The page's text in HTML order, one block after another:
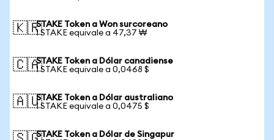
🇰🇷STAKE Token a Won surcoreano
1 STAKE equivale a 47,37 ₩
🇨🇦STAKE Token a Dólar canadiense
1 STAKE equivale a 0,0468 $
🇦🇺STAKE Token a Dólar australiano
1 STAKE equivale a 0,0475 $
STAKE Token a Dólar de Singapur